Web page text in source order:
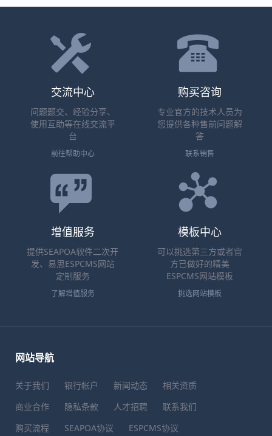
交流中心
问题题交、经验分享、
使用互助等在线交流平
台
前往帮助中心
购买咨询
专业官方的技术人员为
您提供各种售前问题解
答
联系销售
增值服务
提供SEAPOA软件二次开
发、易思ESPCMS网站
定制服务
了解增值服务
模板中心
可以挑选第三方或者官
方已做好的精美
ESPCMS网站模板
挑选网站模板
网站导航
关于我们 银行帐户 新闻动态
相关资质
商业合作
隐私条款 人才招聘
联系我们
购买流程
SEAPOA协议 ESPCMS协议